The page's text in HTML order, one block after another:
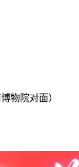
物院对面）